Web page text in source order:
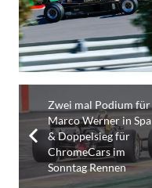
Zwei mal Podium für
Marco Werner in Spa
& Doppelsieg für
ChromeCars im
Sonntag Rennen